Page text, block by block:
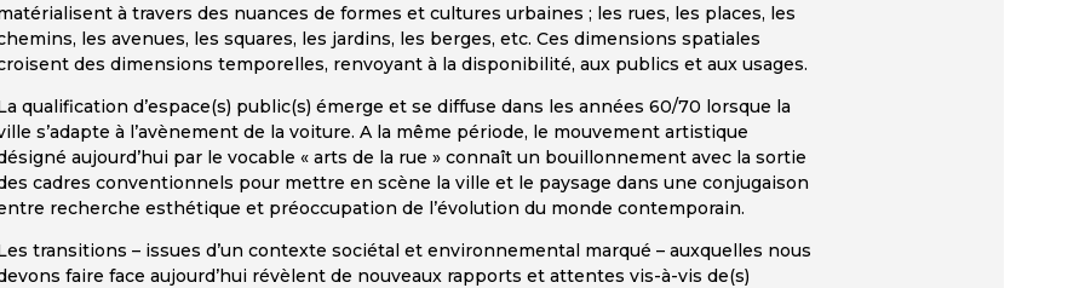
à travers des nuances de formes et cultures urbaines ; les rues, les places, les
les avenues, les squares, les jardins, les berges, etc. Ces dimensions spatiales
des dimensions temporelles, renvoyant à la disponibilité, aux publics et aux usages.
qualification d’espace(s) public(s) émerge et se diffuse dans les années 60/70 lorsque la
s’adapte à l’avènement de la voiture. A la même période, le mouvement artistique
aujourd’hui par le vocable « arts de la rue » connaît un bouillonnement avec la sortie
cadres conventionnels pour mettre en scène la ville et le paysage dans une conjugaison
recherche esthétique et préoccupation de l’évolution du monde contemporain.
transitions – issues d’un contexte sociétal et environnemental marqué – auxquelles nous
faire face aujourd’hui révèlent de nouveaux rapports et attentes vis-à-vis de(s)